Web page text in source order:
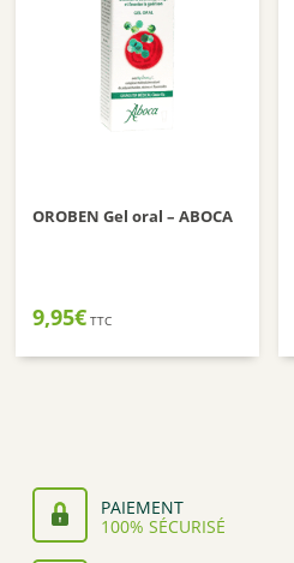
OROBEN Gel oral – ABOCA
9,95€ TTC
PAIEMENT
100% SÉCURISÉ